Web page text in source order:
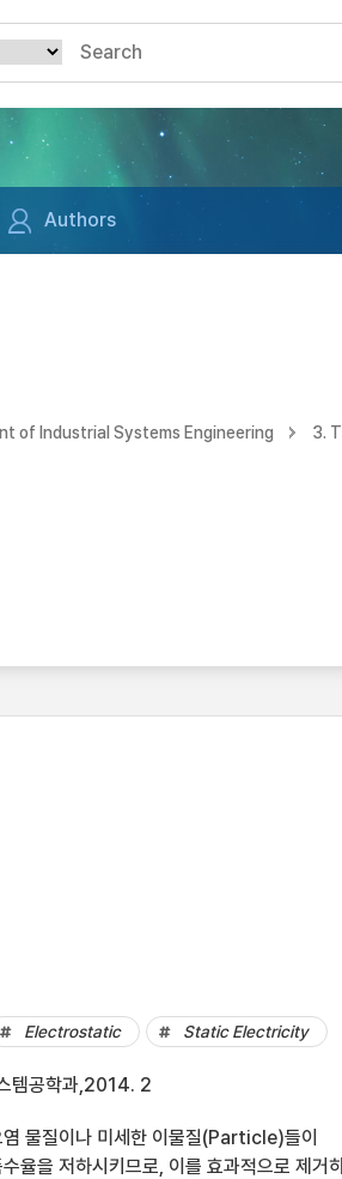
Authors
of Industrial Systems Engineering 3.
Electrostatic Static Electricity
템공학과,2014. 2
물질이나 미세한 이물질(Particle)들이
율을 저하시키므로, 이를 효과적으로 제거